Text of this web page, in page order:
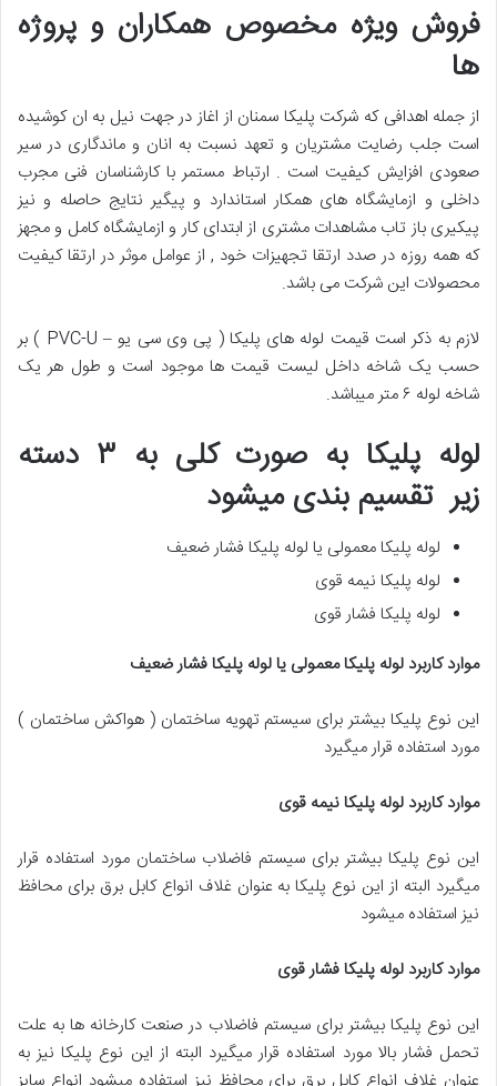
فروش ویژه مخصوص همکاران و پروژه
ها
از جمله اهدافی که شرکت پلیکا سمنان از اغاز در جهت نیل به ان کوشیده
است جلب رضایت مشتریان و تعهد نسبت به انان و ماندگاری در سیر
صعودی افزایش کیفیت است . ارتباط مستمر با کارشناسان فنی مجرب
داخلی و ازمایشگاه های همکار استاندارد و پیگیر نتایج حاصله و نیز
پیکیری باز تاب مشاهدات مشتری از ابتدای کار و ازمایشگاه کامل و مجهز
که همه روزه در صدد ارتقا تجهیزات خود , از عوامل موثر در ارتقا کیفیت
محصولات این شرکت می باشد.
لازم به ذکر است قیمت لوله های پلیکا ( پی وی سی یو – PVC-U ) بر
حسب یک شاخه داخل لیست قیمت ها موجود است و طول هر یک
شاخه لوله ۶ متر میباشد.
لوله پلیکا به صورت کلی به ۳ دسته
زیر تقسیم بندی میشود
لوله پلیکا معمولی یا لوله پلیکا فشار ضعیف
لوله پلیکا نیمه قوی
لوله پلیکا فشار قوی
موارد کاربرد لوله پلیکا معمولی یا لوله پلیکا فشار ضعیف
این نوع پلیکا بیشتر برای سیستم تهویه ساختمان ( هواکش ساختمان )
مورد استفاده قرار میگیرد
موارد کاربرد لوله پلیکا نیمه قوی
این نوع پلیکا بیشتر برای سیستم فاضلاب ساختمان مورد استفاده قرار
میگیرد البته از این نوع پلیکا به عنوان غلاف انواع کابل برق برای محافظ
نیز استفاده میشود
موارد کاربرد لوله پلیکا فشار قوی
این نوع پلیکا بیشتر برای سیستم فاضلاب در صنعت کارخانه ها به علت
تحمل فشار بالا مورد استفاده قرار میگیرد البته از این نوع پلیکا نیز به
عنوان غلاف انواع کابل برق برای محافظ نیز استفاده میشود انواع سایز